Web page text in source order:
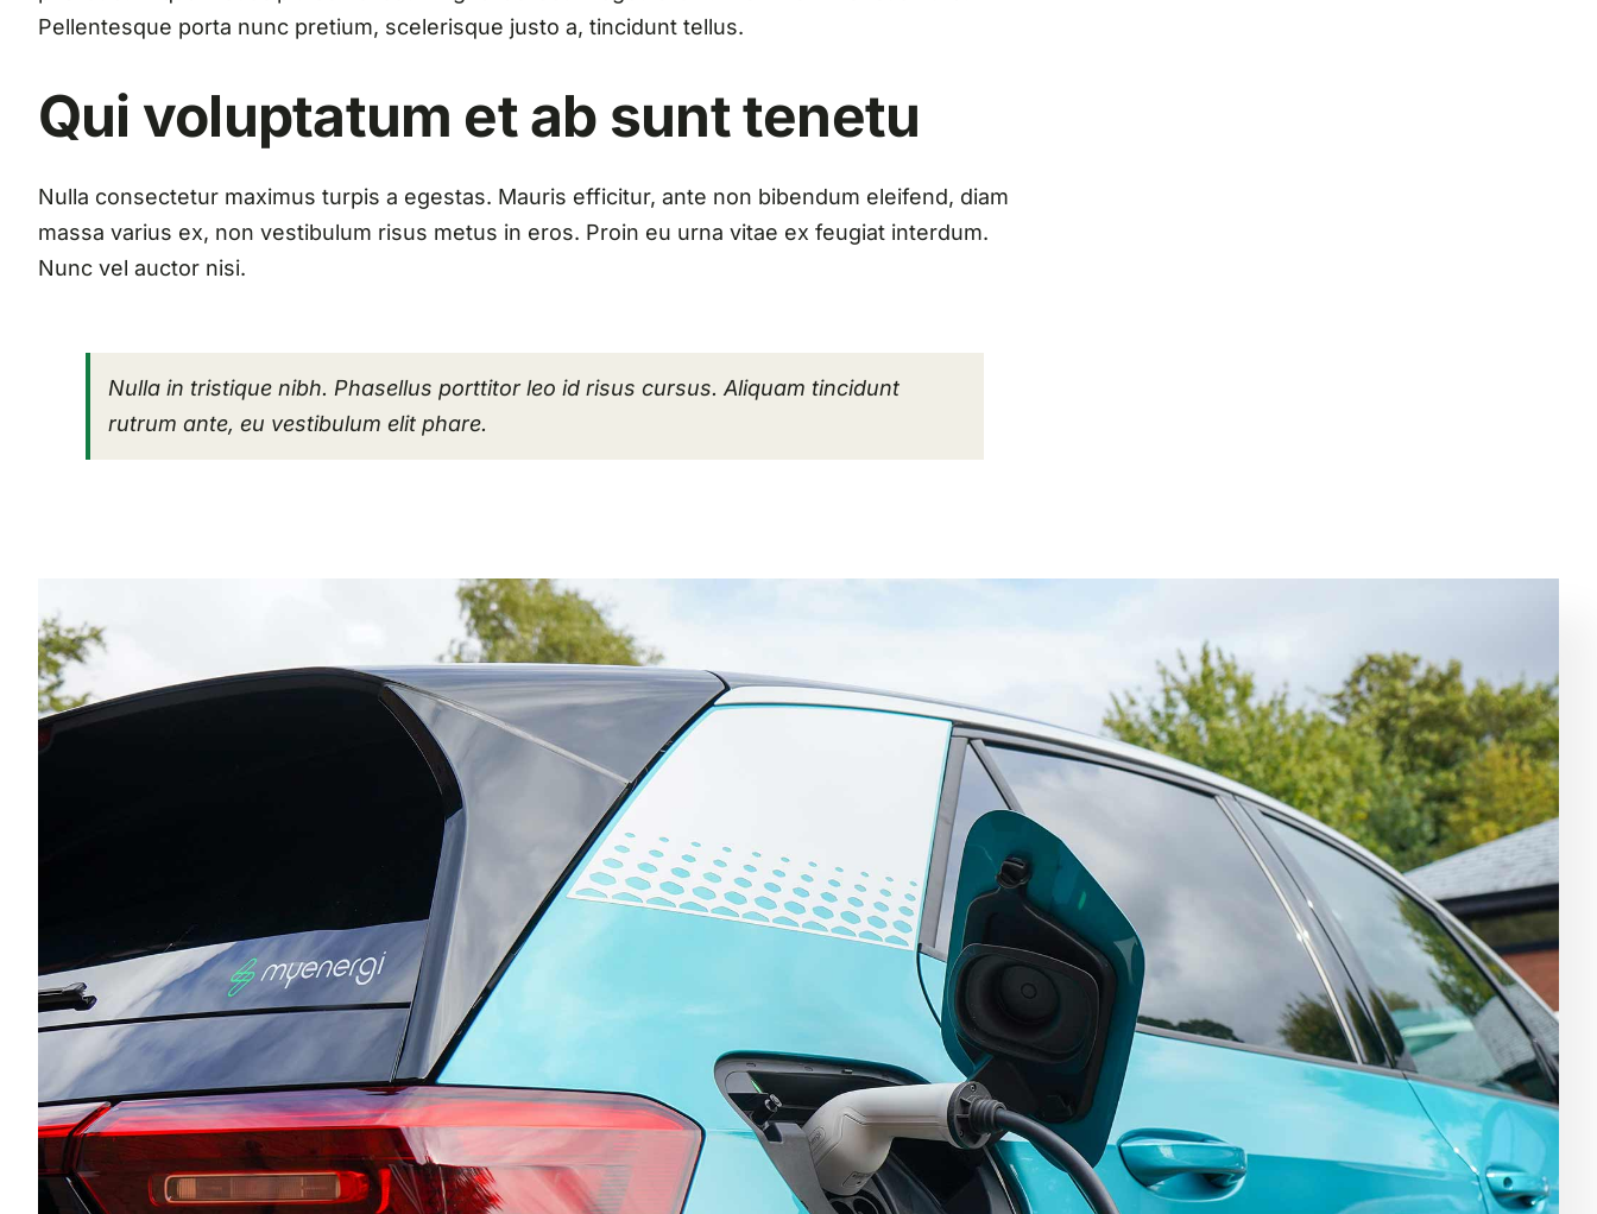
Pellentesque porta nunc pretium, scelerisque justo a, tincidunt tellus.
Qui voluptatum et ab sunt tenetu
Nulla consectetur maximus turpis a egestas. Mauris efficitur, ante non bibendum eleifend, diam
massa varius ex, non vestibulum risus metus in eros. Proin eu urna vitae ex feugiat interdum.
Nunc vel auctor nisi.
Nulla in tristique nibh. Phasellus porttitor leo id risus cursus. Aliquam tincidunt
rutrum ante, eu vestibulum elit phare.